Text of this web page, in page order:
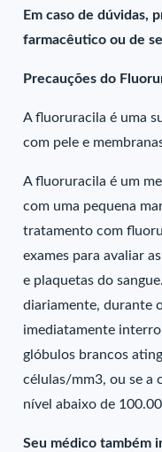
Em caso de dúvidas,
farmacêutico ou de
Precauções do
A fluoruracila é uma
com pele e
A fluoruracila é um
com uma pequena
tratamento com
exames para avaliar
e plaquetas do
diariamente, durante
imediatamente
glóbulos brancos
células/mm3, ou se a
nível abaixo de
Seu médico também